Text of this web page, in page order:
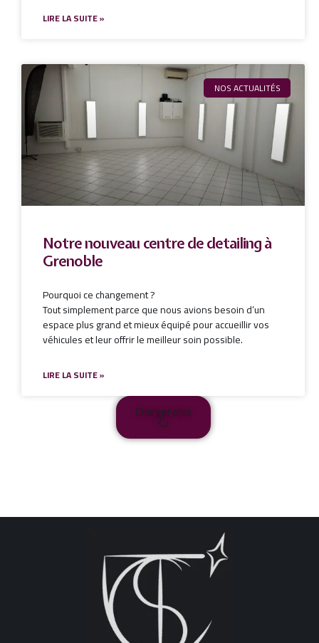
LIRE LA SUITE »
NOS ACTUALITÉS
Notre nouveau centre de detailing à
Grenoble
Pourquoi ce changement ?
Tout simplement parce que nous avions besoin d’un
espace plus grand et mieux équipé pour accueillir vos
véhicules et leur offrir le meilleur soin possible.
LIRE LA SUITE »
Charger plus